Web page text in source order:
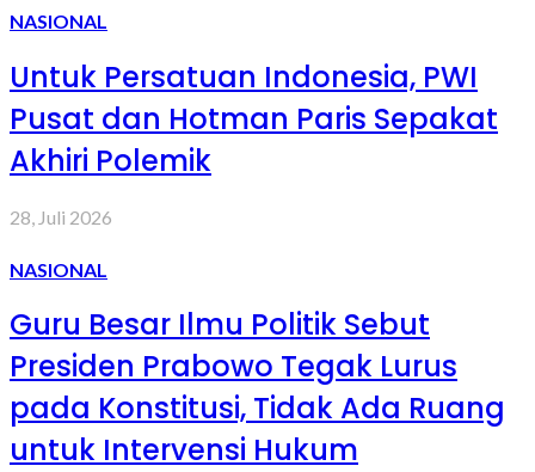
NASIONAL
Untuk Persatuan Indonesia, PWI
Pusat dan Hotman Paris Sepakat
Akhiri Polemik
28, Juli 2026
NASIONAL
Guru Besar Ilmu Politik Sebut
Presiden Prabowo Tegak Lurus
pada Konstitusi, Tidak Ada Ruang
untuk Intervensi Hukum